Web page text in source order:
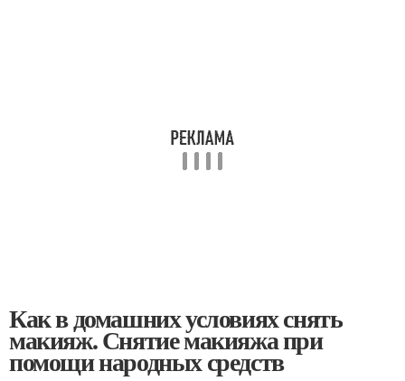
Как в домашних условиях снять
макияж. Снятие макияжа при
помощи народных средств